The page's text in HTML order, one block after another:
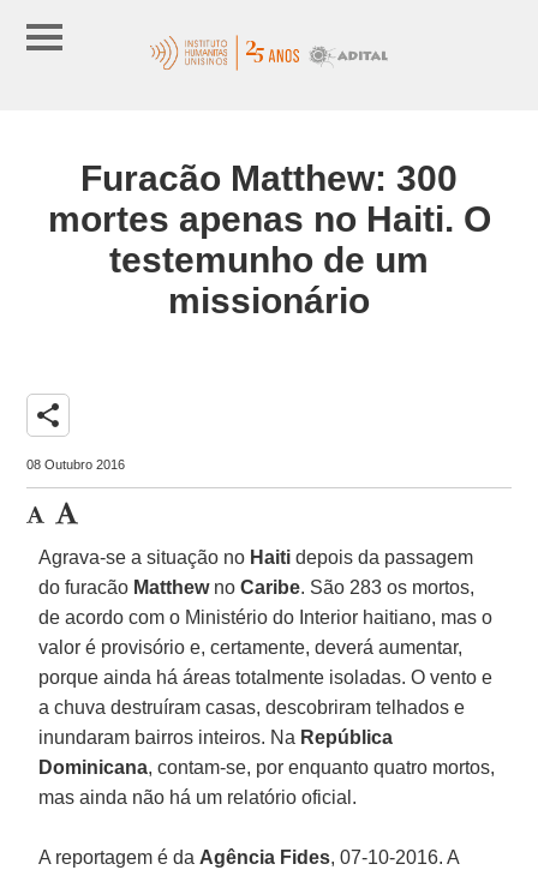
Furacão Matthew: 300
mortes apenas no Haiti. O
testemunho de um
missionário
share
08 Outubro 2016
Agrava-se a situação no Haiti depois da passagem
do furacão MatthewnoCaribe. São 283 os mortos,
de acordo com o Ministério do Interior haitiano, mas o
valor é provisório e, certamente, deverá aumentar,
porque ainda há áreas totalmente isoladas. O vento e
a chuva destruíram casas, descobriram telhados e
inundaram bairros inteiros. Na República
Dominicana, contam-se, por enquanto quatro mortos,
mas ainda não há um relatório oficial.
A reportagem é da Agência Fides, 07-10-2016. A